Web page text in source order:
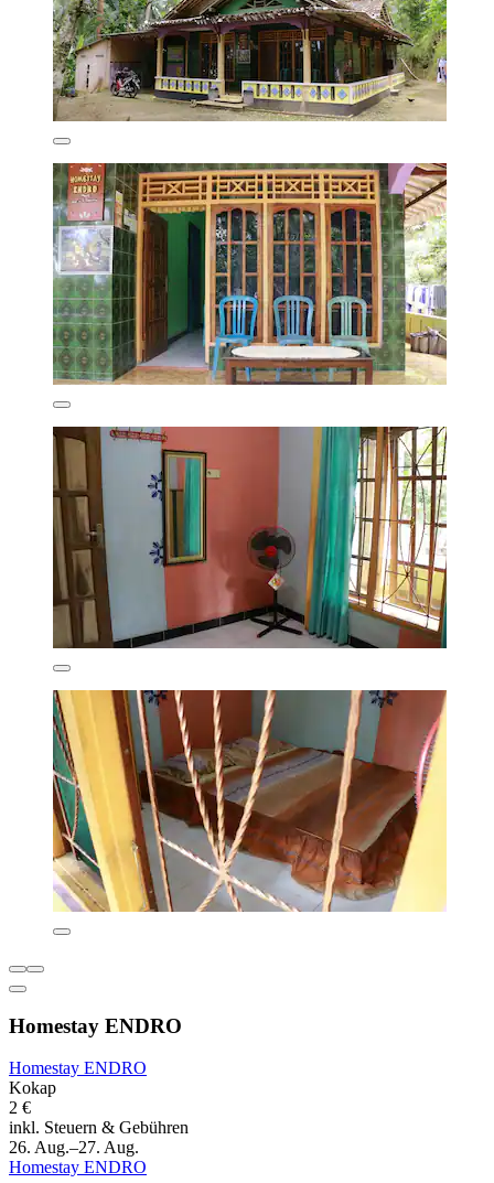
Homestay ENDRO
Homestay ENDRO
Kokap
2 €
inkl. Steuern & Gebühren
26. Aug.–27. Aug.
Homestay ENDRO